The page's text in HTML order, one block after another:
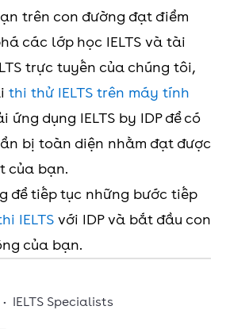
trên con đường đạt điểm
các lớp học IELTS và tài
trực tuyến của chúng tôi,
thi thử IELTS trên máy tính
ứng dụng IELTS by IDP để có
bị toàn diện nhằm đạt được
của bạn.
để tiếp tục những bước tiếp
IELTS với IDP và bắt đầu con
của bạn.
• IELTS Specialists